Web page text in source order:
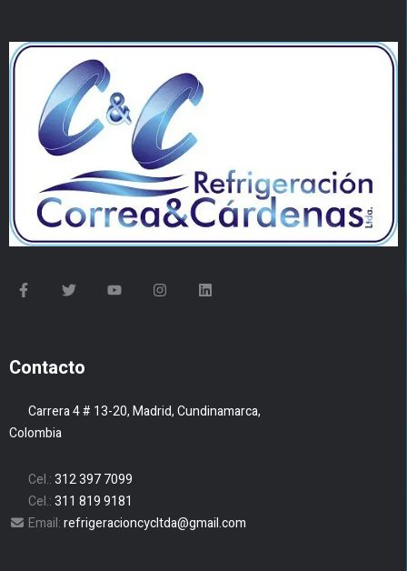
Contacto
Carrera 4 # 13-20, Madrid, Cundinamarca,
Colombia
Cel.:312 397 7099
Cel.:311 819 9181
Email:refrigeracioncycltda@gmail.com